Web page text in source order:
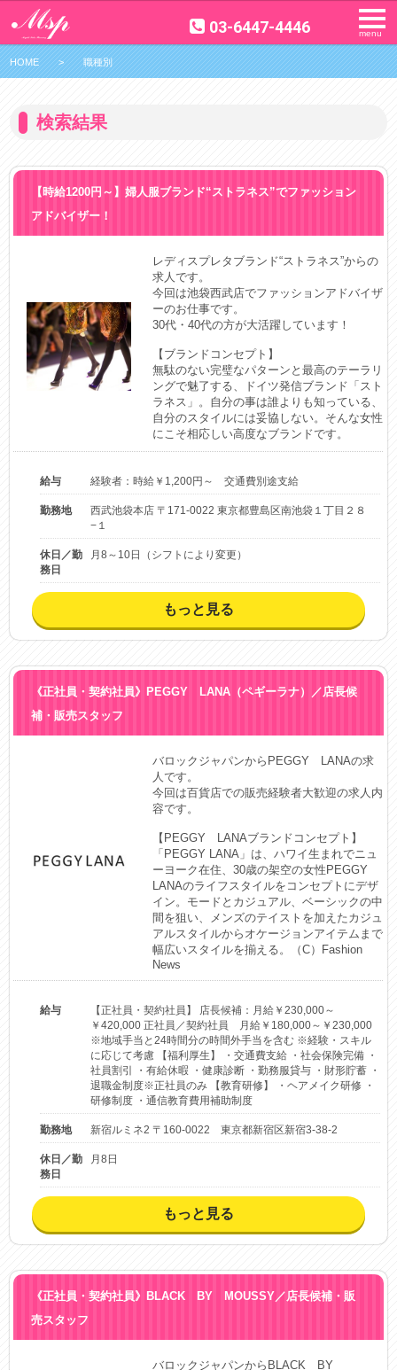
03-6447-4446 menu
HOME > 職種別
検索結果
【時給1200円～】婦人服ブランド“ストラネス”でファッション
アドバイザー！
レディスプレタブランド“ストラネス”からの
求人です。
今回は池袋西武店でファッションアドバイザ
ーのお仕事です。
30代・40代の方が大活躍しています！
【ブランドコンセプト】
無駄のない完璧なパターンと最高のテーラリ
ングで魅了する、ドイツ発信ブランド「スト
ラネス」。自分の事は誰よりも知っている、
自分のスタイルには妥協しない。そんな女性
にこそ相応しい高度なブランドです。
給与 経験者：時給￥1,200円～ 交通費別途支給
勤務地
西武池袋本店 〒171-0022 東京都豊島区南池袋１丁目２８
−１
休日／勤
務日
月8～10日（シフトにより変更）
もっと見る
《正社員・契約社員》PEGGY LANA（ペギーラナ）／店長候
補・販売スタッフ
バロックジャパンからPEGGY　LANAの求
人です。
今回は百貨店での販売経験者大歓迎の求人内
容です。
【PEGGY　LANAブランドコンセプト】
「PEGGY LANA」は、ハワイ生まれでニュ
ーヨーク在住、30歳の架空の女性PEGGY
LANAのライフスタイルをコンセプトにデザ
イン。モードとカジュアル、ベーシックの中
間を狙い、メンズのテイストを加えたカジュ
アルスタイルからオケージョンアイテムまで
幅広いスタイルを揃える。（C）Fashion
News
給与
【正社員・契約社員】 店長候補：月給￥230,000～
￥420,000 正社員／契約社員 月給￥180,000～￥230,000
※地域手当と24時間分の時間外手当を含む ※経験・スキル
に応じて考慮 【福利厚生】 ・交通費支給 ・社会保険完備 ・
社員割引 ・有給休暇 ・健康診断 ・勤務服貸与 ・財形貯蓄 ・
退職金制度※正社員のみ 【教育研修】 ・ヘアメイク研修 ・
研修制度 ・通信教育費用補助制度
勤務地 新宿ルミネ2 〒160-0022 東京都新宿区新宿3-38-2
休日／勤
務日
月8日
もっと見る
《正社員・契約社員》BLACK BY MOUSSY／店長候補・販
売スタッフ
バロックジャパンからBLACK　BY